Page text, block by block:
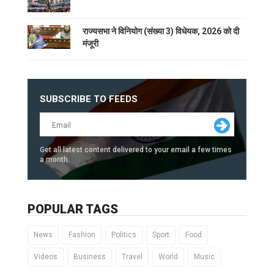
राज्यसभा ने विनियोग (संख्या 3) विधेयक, 2026 को दी
मंजूरी
SUBSCRIBE TO FEEDS
Get all latest content delivered to your email a few times
a month.
POPULAR TAGS
News Fashion Politics Sport Food
Videos Business Travel World Music